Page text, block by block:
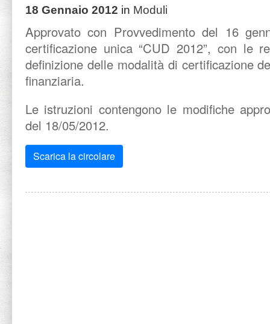
18 Gennaio 2012 in Moduli
Approvato con Provvedimento del 16
certificazione unica “CUD 2012”, con le
definizione delle modalità di certificazione
finanziaria.
Le istruzioni contengono le modifiche
del 18/05/2012.
Scarica la circolare